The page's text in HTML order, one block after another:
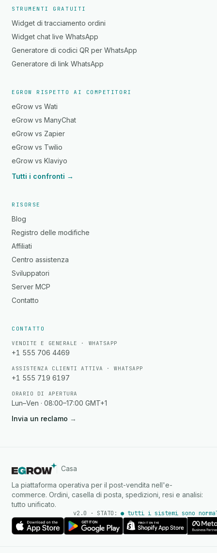
STRUMENTI GRATUITI
Widget di tracciamento ordini
Widget chat live WhatsApp
Generatore di codici QR per WhatsApp
Generatore di link WhatsApp
EGROW RISPETTO AI COMPETITORI
eGrow vs Wati
eGrow vs ManyChat
eGrow vs Zapier
eGrow vs Twilio
eGrow vs Klaviyo
Tutti i confronti →
RISORSE
Blog
Registro delle modifiche
Affiliati
Centro assistenza
Sviluppatori
Server MCP
Contatto
CONTATTO
VENDITE E GENERALE · WHATSAPP
+1 555 706 4469
ASSISTENZA CLIENTI ATTIVA · WHATSAPP
+1 555 719 6197
ORARIO DI APERTURA
Lun–Ven · 08:00–17:00 GMT+1
Invia un reclamo →
Casa
La piattaforma operativa per il post-vendita nell'e-
commerce. Ordini, casella di posta, spedizioni, resi e analisi:
tutto unificato.
v2.0 · STATO: ● tutti i sistemi sono